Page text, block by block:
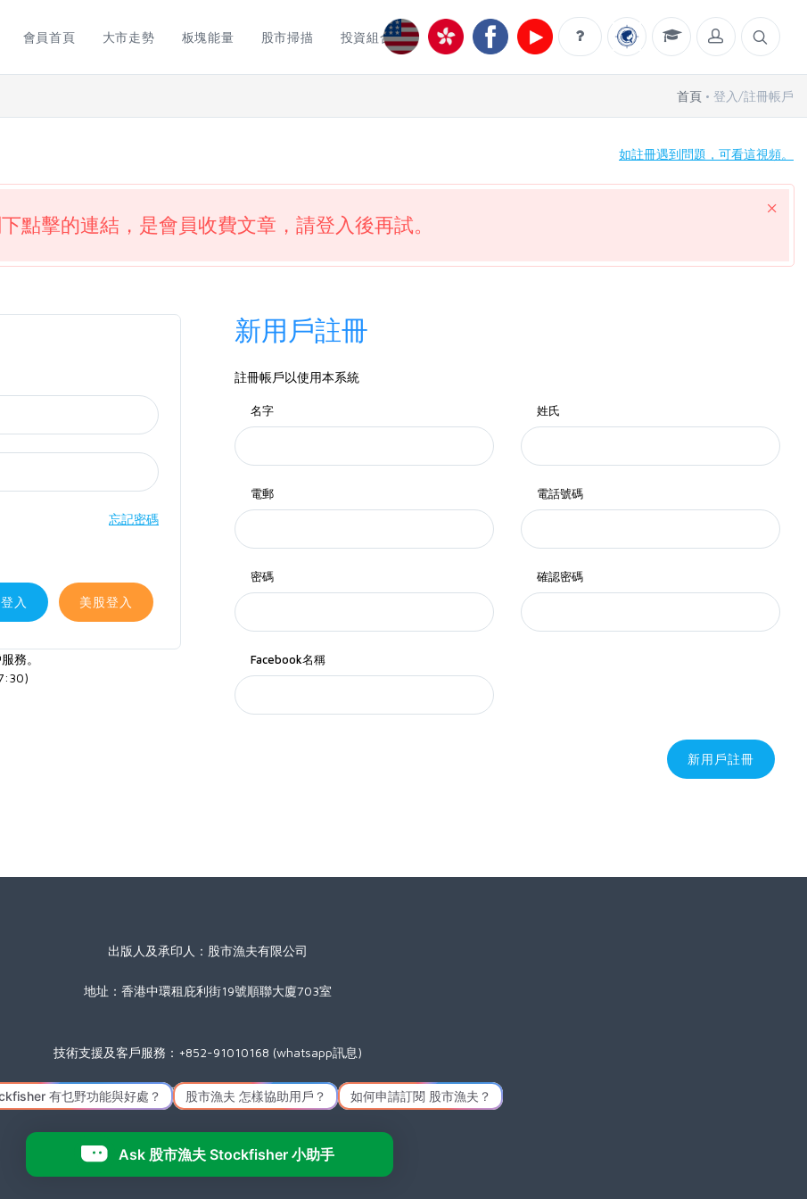
會員首頁 大市走勢 板塊能量 股市掃描 投資組合
首頁 登入/註冊帳戶
如註冊遇到問題，可看這視頻。
點擊的連結，是會員收費文章，請登入後再試。
忘記密碼
入 美股登入
務。
新用戶註冊
註冊帳戶以使用本系統
名字 姓氏
電郵 電話號碼
密碼 確認密碼
Facebook名稱
新用戶註冊
出版人及承印人：股市漁夫有限公司
地址：香港中環租庇利街19號順聯大廈703室
技術支援及客戶服務：+852-91010168 (whatsapp訊息)
星期一至五(公眾假期除外) 09:00 至 17:30
Icon made byFreepikfromwww.flaticon.com